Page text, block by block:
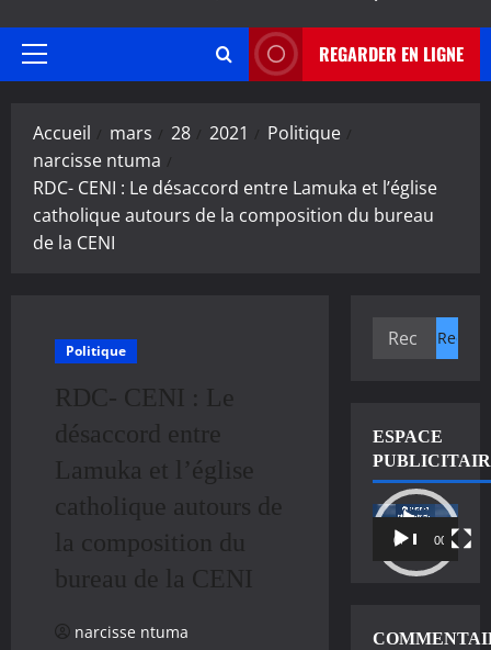
Menu
REGARDER EN LIGNE
Accueil mars 28 2021
Politique
narcisse ntuma
RDC- CENI : Le désaccord entre Lamuka et l’église
catholique autours de la composition du bureau
de la CENI
Politique
RDC- CENI : Le
désaccord entre
Lamuka et l’église
catholique autours de
la composition du
bureau de la CENI
narcisse ntuma
Rechercher :
ESPACE
Lecteur
vidéo
00:00 00:11